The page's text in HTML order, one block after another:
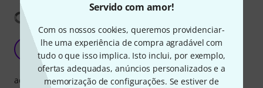
Servido com amor!
Com os nossos cookies, queremos providenciar-
lhe uma experiência de compra agradável com
tudo o que isso implica. Isto inclui, por exemplo,
ofertas adequadas, anúncios personalizados e a
memorização de configurações. Se estiver de
String Butler. Great addition
lmespindola 04.03.2023
acabamento